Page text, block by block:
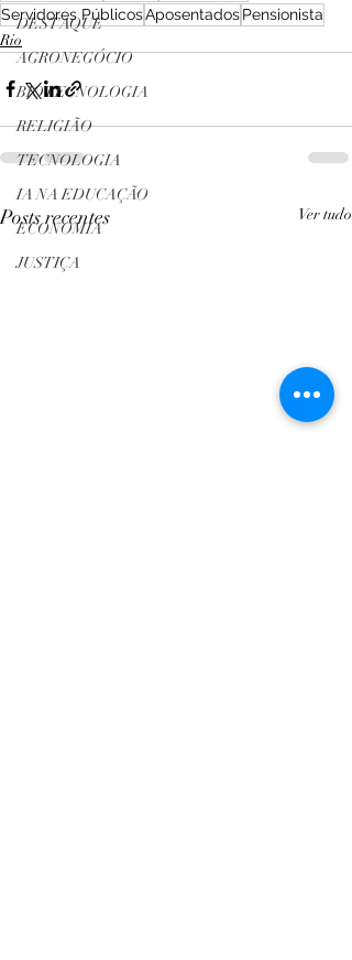
DESTAQUE
AGRONEGÓCIO
BIOTECNOLOGIA
RELIGIÃO
TECNOLOGIA
IA NA EDUCAÇÃO
ECONOMIA
JUSTIÇA
Servidores PúblicosAposentadosPensionista
Rio
Posts recentes Ver tudo